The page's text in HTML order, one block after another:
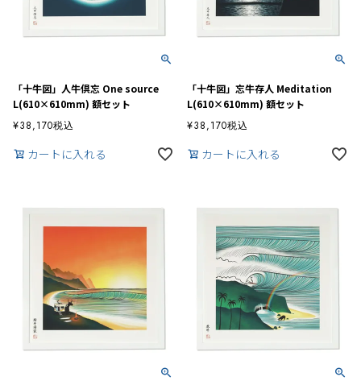
「十牛図」人牛倶忘 One source
L(610×610mm) 額セット
¥38,170税込
カートに入れる
「十牛図」忘牛存人 Meditation
L(610×610mm) 額セット
¥38,170税込
カートに入れる